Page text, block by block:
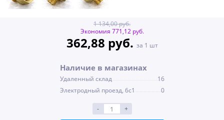
1 134,00 руб.
Экономия 771,12 руб.
362,88 руб. за 1 шт
Наличие в магазинах
Удаленный склад
16
Электродный проезд, 6с1
0
- +